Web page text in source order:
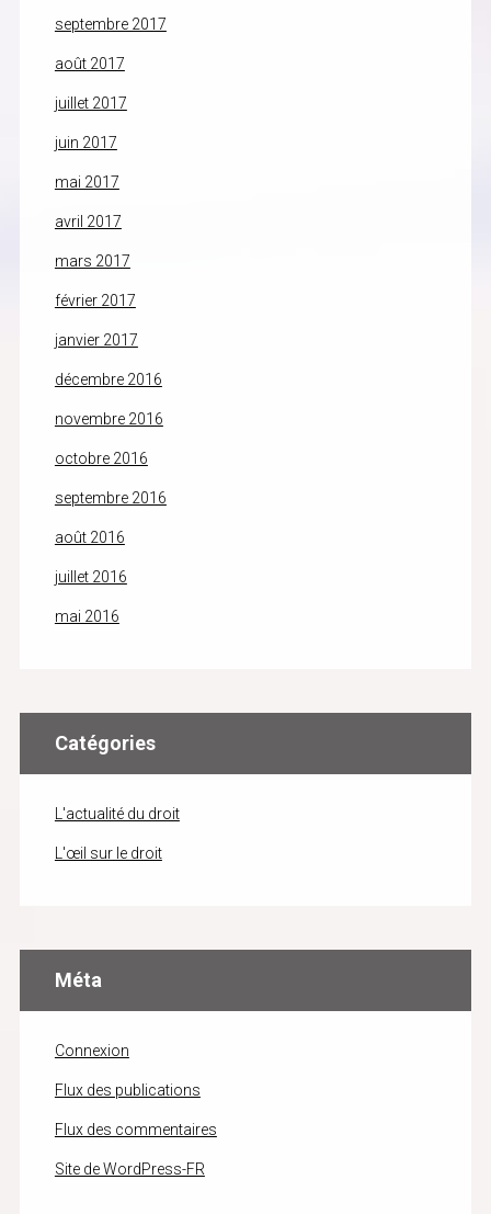
septembre 2017
août 2017
juillet 2017
juin 2017
mai 2017
avril 2017
mars 2017
février 2017
janvier 2017
décembre 2016
novembre 2016
octobre 2016
septembre 2016
août 2016
juillet 2016
mai 2016
Catégories
L'actualité du droit
L'œil sur le droit
Méta
Connexion
Flux des publications
Flux des commentaires
Site de WordPress-FR